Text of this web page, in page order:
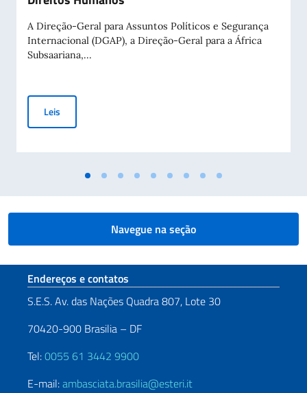
A Direção-Geral para Assuntos Políticos e Segurança
Internacional (DGAP), a Direção-Geral para a África
Subsaariana,...
Leis
Navegue na seção
Seção de rodapé
Endereços e contatos
S.E.S. Av. das Nações Quadra 807, Lote 30
70420-900 Brasilia – DF
Tel:0055 61 3442 9900
E-mail:ambasciata.brasilia@esteri.it